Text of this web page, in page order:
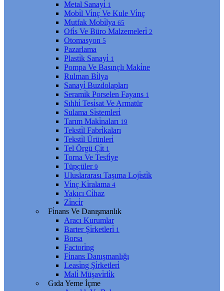
Metal Sanayi̇ 1
Mobi̇l Vi̇nç Ve Kule Vi̇nç
Mutfak Mobi̇lya 65
Ofi̇s Ve Büro Malzemeleri̇ 2
Otomasyon 5
Pazarlama
Plasti̇k Sanayi̇ 1
Pompa Ve Basınçlı Maki̇ne
Rulman Bi̇lya
Sanayi̇ Buzdolapları
Serami̇k Porselen Fayans 1
Sıhhi̇ Tesi̇sat Ve Armatür
Sulama Si̇stemleri̇
Tarım Maki̇naları 19
Teksti̇l Fabri̇kaları
Teksti̇l Ürünleri̇
Tel Örgü Çi̇t 1
Torna Ve Tesfi̇ye
Tüpçüler 9
Uluslararası Taşıma Loji̇sti̇k
Vi̇nç Ki̇ralama 4
Yakıcı Ci̇haz
Zi̇nci̇r
Fi̇nans Ve Danışmanlık
Aracı Kurumlar
Barter Şi̇rketleri̇ 1
Borsa
Factori̇ng
Fi̇nans Danışmanlığı
Leasi̇ng Şi̇rketleri̇
Mali̇ Müşavi̇rli̇k
Gıda Yeme İçme